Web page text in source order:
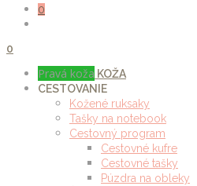
0
0
Pravá koža KOŽA
CESTOVANIE
Kožené ruksaky
Tašky na notebook
Cestovný program
Cestovné kufre
Cestovné tašky
Púzdra na obleky